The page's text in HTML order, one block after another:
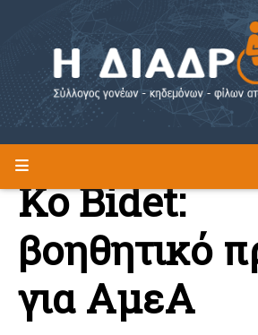
Η ΔΙΑΔΡΟΜΗ
Ko Bidet:
βοηθητικό
για ΑμεΑ